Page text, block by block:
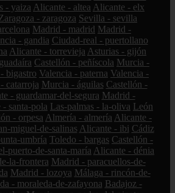
- yaiza Alicante - altea Alicante - elx
- zaragoza Sevilla - sevilla
Madrid - madrid Madrid -
- gandia Ciudad-real - puertollano
Alicante - torrevieja Asturias - gijón
Castellón - peñíscola Murcia -
bigastro Valencia - paterna Valencia -
catarroja Murcia - águilas Castellón -
- guardamar-del-segura Madrid -
santa-pola Las-palmas - la-oliva León
- orpesa Almería - almería Alicante -
miguel-de-salinas Alicante - ibi Cádiz
umbría Toledo - bargas Castellón -
puerto-de-santa-maría Alicante - dénia
la-frontera Madrid - paracuellos-de-
Madrid - lozoya Málaga - rincón-de-
- moraleda-de-zafayona Badajoz -